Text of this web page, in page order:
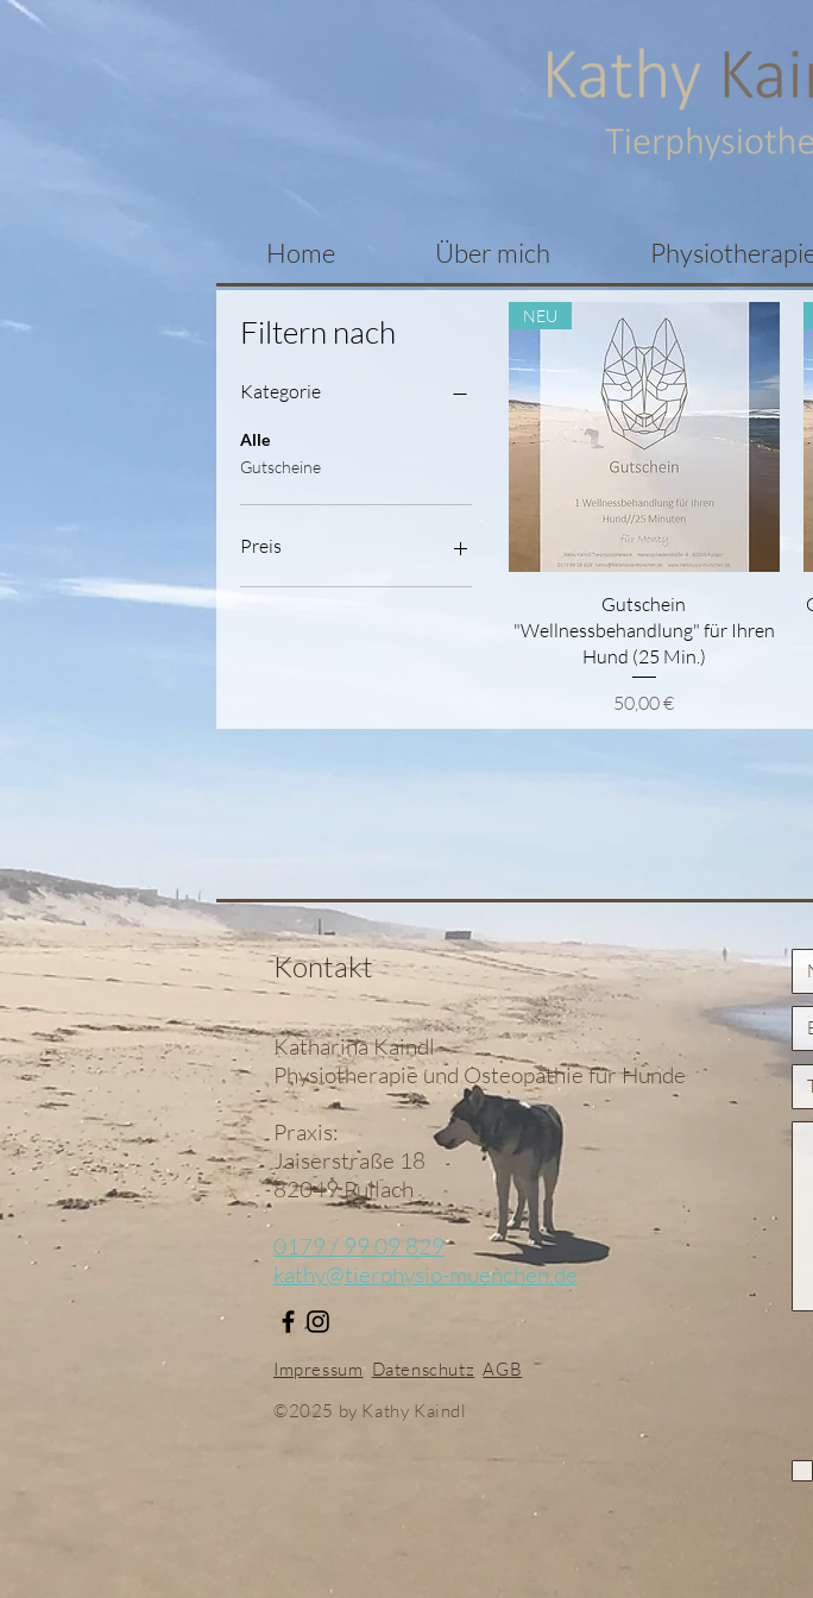
Home Über mich
Filtern nach
Kategorie
Alle
Gutscheine
Preis
Schnellansicht
NEU
Gutschein
"Wellnessbehandlung" für Ihren
Hund (25 Min.)
Preis
50,00 €
Kontakt
Katharina Kaindl
Physiotherapie und Osteopathie für Hunde
Praxis:
Jaiserstraße 18
82049 Pullach
0179 / 99 09 829
kathy@tierphysio-muenchen.de
Impressum Datenschutz AGB
©2025 by Kathy Kaindl